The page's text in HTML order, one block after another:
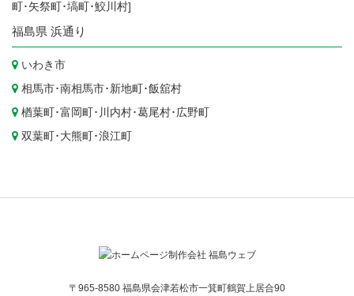
町 ･ 矢祭町 ･塙町 ･鮫川村]
福島県 浜通り
いわき市
相馬市･南相馬市･ 新地町 ･飯舘村
楢葉町 ･富岡町 ･ 川内村･葛尾村･ 広野町
双葉町 ･ 大熊町 ･浪江町
〒965-8580 福島県会津若松市一箕町鶴賀上居合90